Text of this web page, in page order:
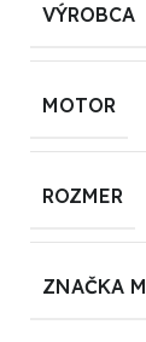
VÝROBCA
MOTOR
ROZMER
ZNAČKA